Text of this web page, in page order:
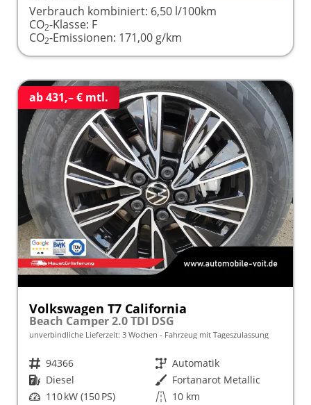
Verbrauch kombiniert: 6,50 l/100km
CO2-Klasse: F
CO2-Emissionen: 171,00 g/km
ab 431,– € mtl.
Volkswagen T7 California
Beach Camper 2.0 TDI DSG
unverbindliche Lieferzeit: 3 Wochen Fahrzeug mit Tageszulassung
Fahrzeugnr. 94366 Getriebe Automatik
Kraftstoff Diesel Außenfarbe Fortanarot Metallic
Leistung 110 kW (150 PS) Kilometerstand 10 km